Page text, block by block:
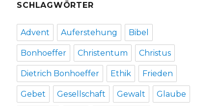
SCHLAGWÖRTER
Advent Auferstehung Bibel
Bonhoeffer Christentum Christus
Dietrich Bonhoeffer Ethik Frieden
Gebet Gesellschaft Gewalt Glaube